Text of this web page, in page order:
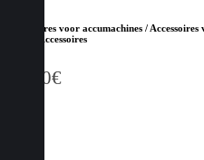
Accessoires voor accumachines /
STIHL Accessoires
55,10€